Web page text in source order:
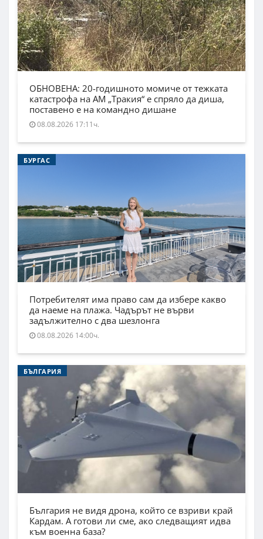
ОБНОВЕНА: 20-годишното момиче от тежката
катастрофа на АМ „Тракия“ е спряло да диша,
поставено е на командно дишане
08.08.2026 17:11ч.
БУРГАС
Потребителят има право сам да избере какво
да наеме на плажа. Чадърът не върви
задължително с два шезлонга
08.08.2026 14:00ч.
БЪЛГАРИЯ
България не видя дрона, който се взриви край
Кардам. А готови ли сме, ако следващият идва
към военна база?